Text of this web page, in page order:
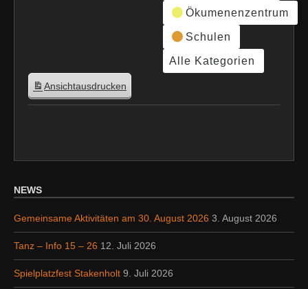
Ökumenenzentrum
Schulen
Alle Kategorien
Ansichtausdrucken
NEWS
Gemeinsame Aktivitäten am 30. August 2026 3. August 2026
Tanz – Info 15 – 26 12. Juli 2026
Spielplatzfest Stakenholt 9. Juli 2026